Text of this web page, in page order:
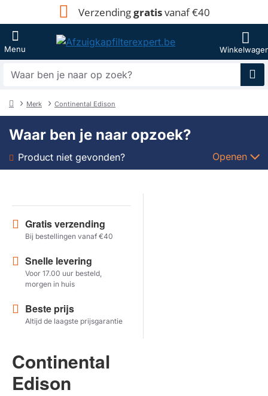
Verzendinggratisvanaf €40
Waar
zoek?
Merk Continental Edison
Waar ben je naar opzoek?
Product niet gevonden? Openen
TOON PRODUCTEN
Gratis verzending
Bij bestellingen vanaf €40
Snelle levering
Voor 17.00 uur besteld,
morgen in huis
Beste prijs
Altijd de laagste prijsgarantie
Continental
Edison